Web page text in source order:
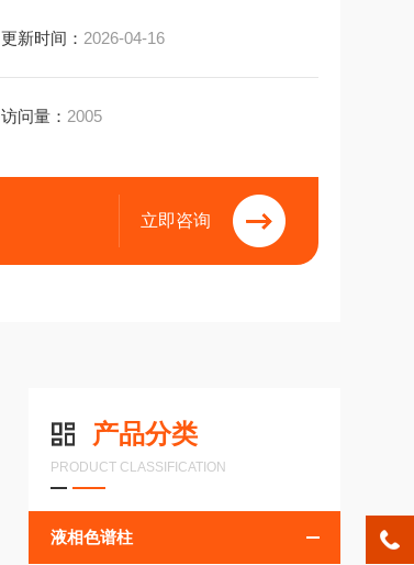
更新时间： 2026-04-16
访问量： 2005
立即咨询
产品分类
PRODUCT CLASSIFICATION
液相色谱柱